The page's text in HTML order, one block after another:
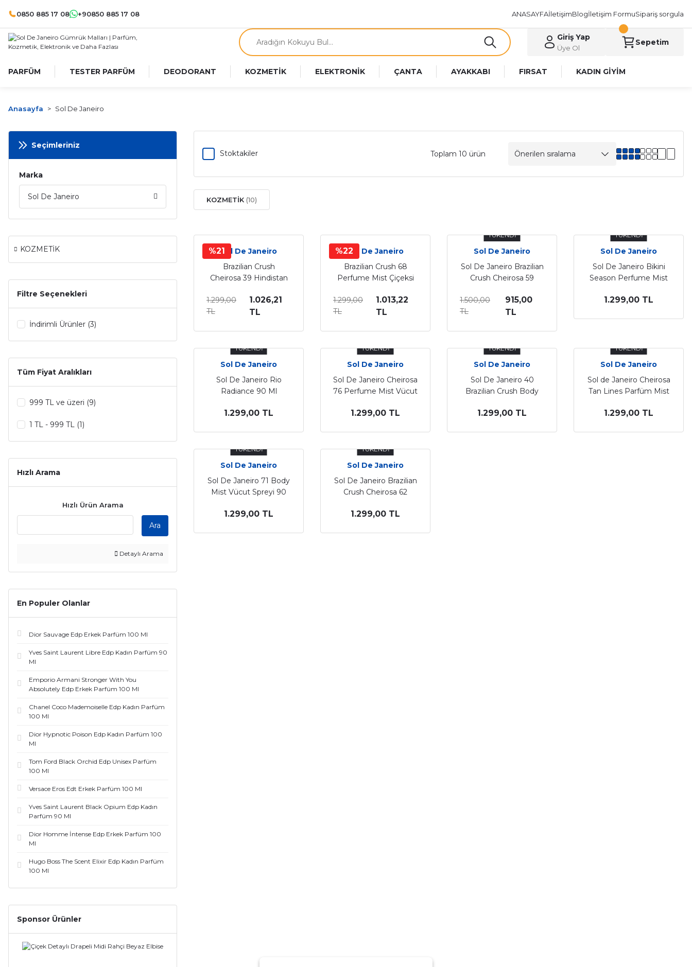
0850 885 17 08 +90850 885 17 08 ANASAYFAİletişimBlogİletişim FormuSipariş sorgula
Giriş Yap
Üye Ol
Sepetim
PARFÜM TESTER PARFÜM DEODORANT KOZMETİK ELEKTRONİK ÇANTA AYAKKABI FIRSAT KADIN GİYİM
Anasayfa Sol De Janeiro
Seçimleriniz
Marka
Sol De Janeiro
KOZMETİK
Filtre Seçenekleri
İndirimli Ürünler (3)
Tüm Fiyat Aralıkları
999 TL ve üzeri (9)
1 TL - 999 TL (1)
Hızlı Arama
Hızlı Ürün Arama
Ara
Detaylı Arama
En Populer Olanlar
Dior Sauvage Edp Erkek Parfüm 100 Ml
Yves Saint Laurent Libre Edp Kadın Parfüm 90
Ml
Emporio Armani Stronger With You
Absolutely Edp Erkek Parfüm 100 Ml
Chanel Coco Mademoiselle Edp Kadın Parfüm
100 Ml
Dior Hypnotic Poison Edp Kadın Parfüm 100
Ml
Tom Ford Black Orchid Edp Unisex Parfüm
100 Ml
Versace Eros Edt Erkek Parfüm 100 Ml
Yves Saint Laurent Black Opium Edp Kadın
Parfüm 90 Ml
Dior Homme İntense Edp Erkek Parfüm 100
Ml
Hugo Boss The Scent Elixir Edp Kadın Parfüm
100 Ml
Sponsor Ürünler
Stoktakiler Toplam 10 ürün
KOZMETİK (10)
%21Sol De Janeiro
Brazilian Crush
Cheirosa 39 Hindistan
Orkide Koku Şöleni 90
ml
1.299,00
TL
1.026,21
TL
%22Sol De Janeiro
Brazilian Crush 68
Perfume Mist Çiçeksi
Vücut Sprey 90 Ml
1.299,00
TL
1.013,22
TL
TÜKENDİ
Sol De Janeiro
Sol De Janeiro Brazilian
Crush Cheirosa 59
Ml
1.500,00
TL
915,00
TL
TÜKENDİ
Sol De Janeiro
Sol De Janeiro Bikini
Season Perfume Mist
1.299,00 TL
TÜKENDİ
Sol De Janeiro
Sol De Janeiro Rio
Radiance 90 Ml
1.299,00 TL
TÜKENDİ
Sol De Janeiro
Sol De Janeiro Cheirosa
76 Perfume Mist Vücut
1.299,00 TL
TÜKENDİ
Sol De Janeiro
Sol De Janeiro 40
Brazilian Crush Body
90 Ml
1.299,00 TL
TÜKENDİ
Sol De Janeiro
Sol de Janeiro Cheirosa
Tan Lines Parfüm Mist
1.299,00 TL
TÜKENDİ
Sol De Janeiro
Sol De Janeiro 71 Body
Mist Vücut Spreyi 90
1.299,00 TL
TÜKENDİ
Sol De Janeiro
Sol De Janeiro Brazilian
Crush Cheirosa 62
90 Ml
1.299,00 TL